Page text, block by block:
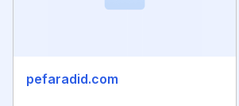
pefaradid.com